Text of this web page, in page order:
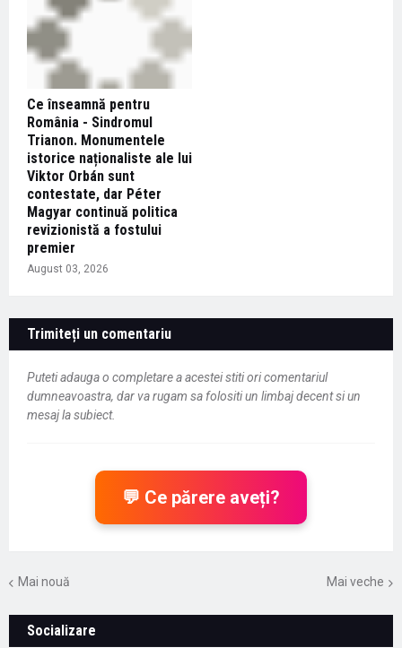
Ce înseamnă pentru
România - Sindromul
Trianon. Monumentele
istorice naționaliste ale lui
Viktor Orbán sunt
contestate, dar Péter
Magyar continuă politica
revizionistă a fostului
premier
August 03, 2026
Trimiteți un comentariu
Puteti adauga o completare a acestei stiti ori comentariul
dumneavoastra, dar va rugam sa folositi un limbaj decent si un
mesaj la subiect.
💬 Ce părere aveți?
Mai nouă Mai veche
Socializare